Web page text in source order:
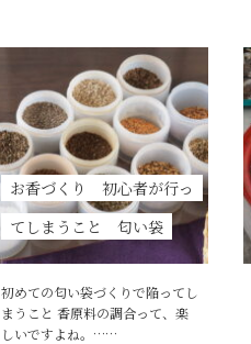
お香づくり 初心者が行っ
てしまうこと 匂い袋
初めての匂い袋づくりで陥ってし
まうこと 香原料の調合って、楽
しいですよね。……